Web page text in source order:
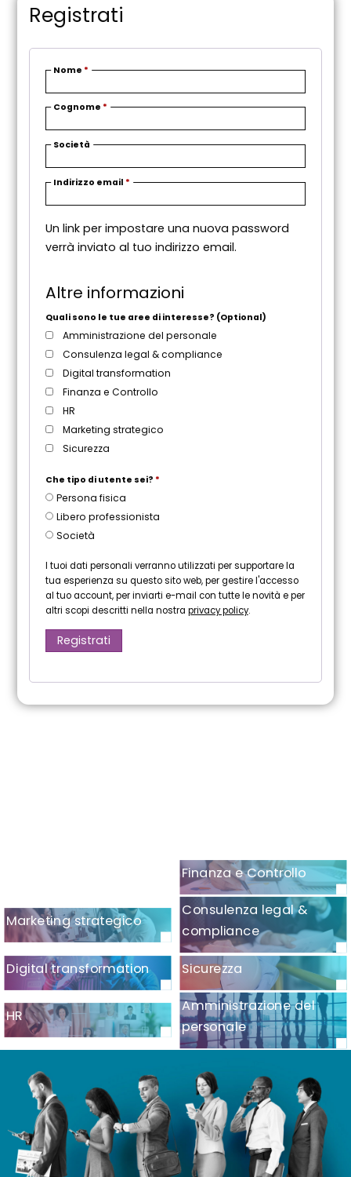
Registrati
Nome *
Cognome *
Società
Indirizzo email * R
h
t
o
Un link per impostare una nuova password
verrà inviato al tuo indirizzo email.
Altre informazioni
Quali sono le tue aree di interesse? (Optional)
Amministrazione del personale
Consulenza legal & compliance
Digital transformation
Finanza e Controllo
HR
Marketing strategico
Sicurezza
Che tipo di utente sei? *
Persona fisica
Libero professionista
Società
I tuoi dati personali verranno utilizzati per supportare la
tua esperienza su questo sito web, per gestire l'accesso
al tuo account, per inviarti e-mail con tutte le novità e per
altri scopi descritti nella nostra privacy policy.
Registrati
Finanza e Controllo
Marketing strategico
Consulenza legal &
compliance
Digital transformation Sicurezza
HR
Amministrazione del
personale